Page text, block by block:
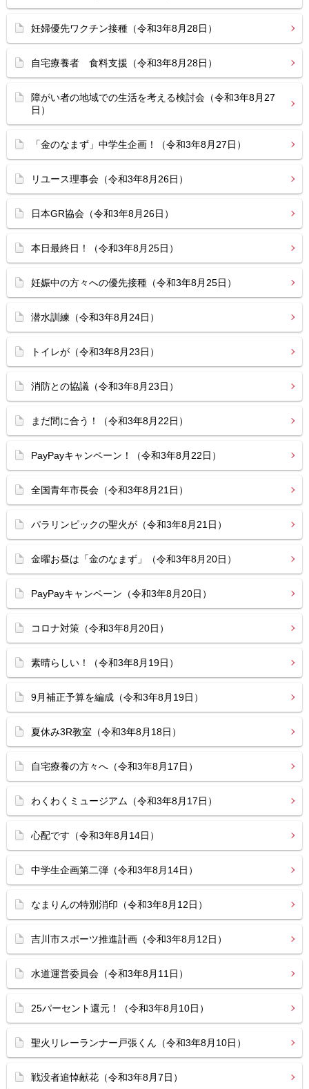
妊婦優先ワクチン接種（令和3年8月28日）
自宅療養者 食料支援（令和3年8月28日）
障がい者の地域での生活を考える検討会（令和3年8月27
日）
「金のなまず」中学生企画！（令和3年8月27日）
リユース理事会（令和3年8月26日）
日本GR協会（令和3年8月26日）
本日最終日！（令和3年8月25日）
妊娠中の方々への優先接種（令和3年8月25日）
潜水訓練（令和3年8月24日）
トイレが（令和3年8月23日）
消防との協議（令和3年8月23日）
まだ間に合う！（令和3年8月22日）
PayPayキャンペーン！（令和3年8月22日）
全国青年市長会（令和3年8月21日）
パラリンピックの聖火が（令和3年8月21日）
金曜お昼は「金のなまず」（令和3年8月20日）
PayPayキャンペーン（令和3年8月20日）
コロナ対策（令和3年8月20日）
素晴らしい！（令和3年8月19日）
9月補正予算を編成（令和3年8月19日）
夏休み3R教室（令和3年8月18日）
自宅療養の方々へ（令和3年8月17日）
わくわくミュージアム（令和3年8月17日）
心配です（令和3年8月14日）
中学生企画第二弾（令和3年8月14日）
なまりんの特別消印（令和3年8月12日）
吉川市スポーツ推進計画（令和3年8月12日）
水道運営委員会（令和3年8月11日）
25パーセント還元！（令和3年8月10日）
聖火リレーランナー戸張くん（令和3年8月10日）
戦没者追悼献花（令和3年8月7日）